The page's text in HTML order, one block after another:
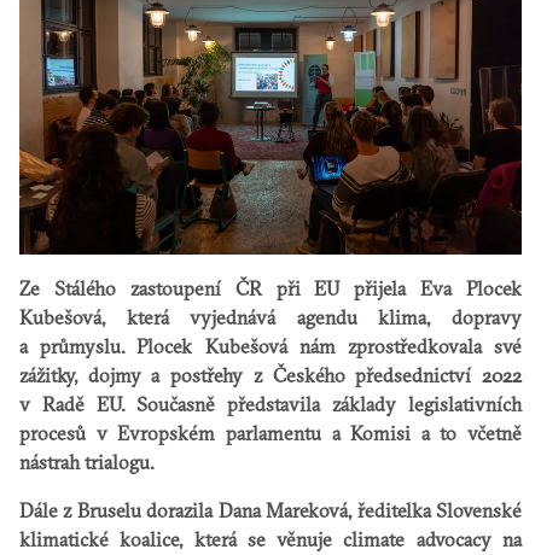
Ze Stálého zastoupení ČR při EU přijela Eva Plocek
Kubešová, která vyjednává agendu klima, dopravy
a průmyslu. Plocek Kubešová nám zprostředkovala své
zážitky, dojmy a postřehy z Českého předsednictví 2022
v Radě EU. Současně představila základy legislativních
procesů v Evropském parlamentu a Komisi a to včetně
nástrah trialogu.
Dále z Bruselu dorazila Dana Mareková, ředitelka Slovenské
klimatické koalice, která se věnuje climate advocacy na